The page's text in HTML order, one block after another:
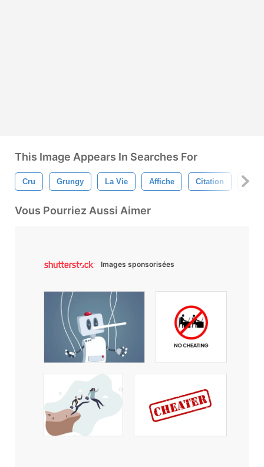
This Image Appears In Searches For
Cru Grungy La Vie Affiche Citation
Vous Pourriez Aussi Aimer
Images sponsorisées